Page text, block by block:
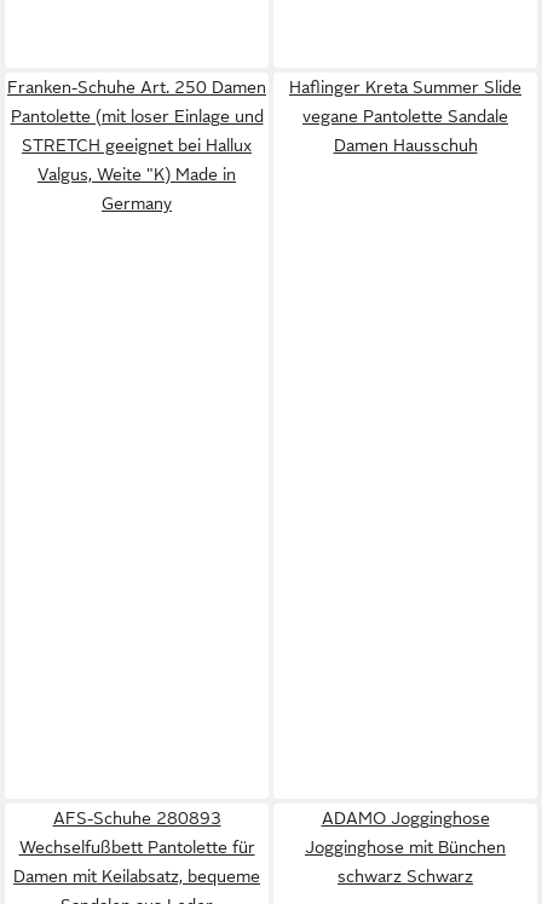
Franken-Schuhe Art. 250 Damen
Pantolette (mit loser Einlage und
STRETCH geeignet bei Hallux
Valgus, Weite "K) Made in
Germany
Haflinger Kreta Summer Slide
vegane Pantolette Sandale
Damen Hausschuh
AFS-Schuhe 280893
Wechselfußbett Pantolette für
Damen mit Keilabsatz, bequeme
ADAMO Jogginghose
Jogginghose mit Bünchen
schwarz Schwarz